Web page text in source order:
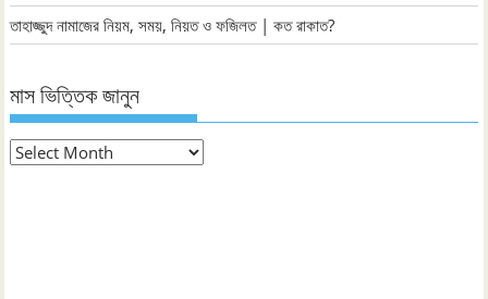
তাহাজ্জুদ নামাজের নিয়ম, সময়, নিয়ত ও ফজিলত | কত রাকাত?
মাস ভিত্তিক জানুন
মাস